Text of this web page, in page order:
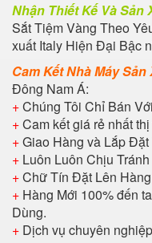
Nhận Thiết Kế Và Sản
Sắt Tiệm Vàng Theo
xuất Italy Hiện Đại Bậc
Cam Kết Nhà Máy
Đông Nam Á:
+Chúng Tôi Chỉ Bán
+Cam kết giá rẻ nhất
+Giao Hàng và Lắp
+ Luôn Luôn Chịu
+Chữ Tín Đặt Lên
+ Hàng Mới 100% đến
Dùng.
+ Dịch vụ chuyên